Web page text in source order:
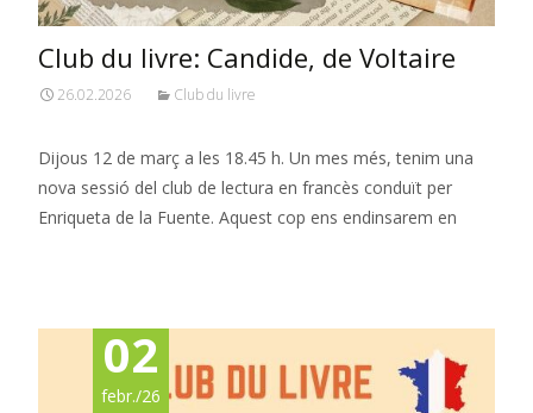
Club du livre: Candide, de Voltaire
26.02.2026 Club du livre
Dijous 12 de març a les 18.45 h. Un mes més, tenim una
nova sessió del club de lectura en francès conduït per
Enriqueta de la Fuente. Aquest cop ens endinsarem en
02
febr./26